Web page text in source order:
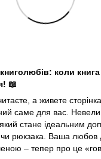
коли
📖
а живете
саме для вас.
стане ідеальним
чи рюкзака. Ваша любов
– тепер про це